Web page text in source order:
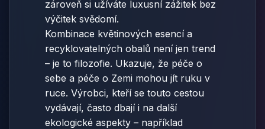
zároveň si užíváte luxusní zážitek bez
výčitek svědomí.
Kombinace květinových esencí a
recyklovatelných obalů není jen trend
– je to filozofie. Ukazuje, že péče o
sebe a péče o Zemi mohou jít ruku v
ruce. Výrobci, kteří se touto cestou
vydávají, často dbají i na další
ekologické aspekty – například